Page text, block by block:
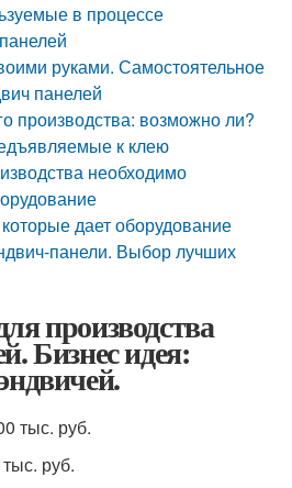
в процессе
руками. Самостоятельное
панелей
производства: возможно ли?
к клею
необходимо
дает оборудование
панели. Выбор лучших
производства
Бизнес идея:
тыс. руб.
руб.